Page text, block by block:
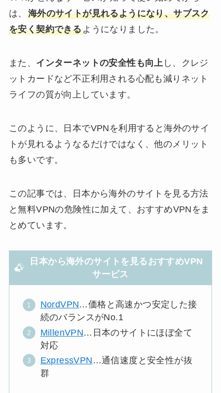
は、 海外のサイトが見れるようになり、サブスク
を安く契約できるようになりました。
また、 インターネットの安全性も向上 し、クレジ
ットカードなど不正利用される心配も減りネット
ライフの質が向上しています。
このように、日本でVPNを利用すると海外のサイ
トが見れるようなるだけではなく、他のメリット
も多いです。
この記事では、日本から海外のサイトを見る方法
と無料VPNの危険性に加えて、おすすめVPNをま
とめています。
日本から海外のサイトを見るおすすめVPN
サービス
NordVPN…価格と高速かつ安定した接
続のバランスがNo.1
MillenVPN…日本のサイトにほぼ全て
対応
ExpressVPN …通信速度と安全性が抜
群